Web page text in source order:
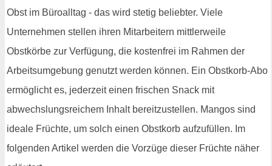
Obst im Büroalltag - das wird stetig beliebter. Viele
Unternehmen stellen ihren Mitarbeitern mittlerweile
Obstkörbe zur Verfügung, die kostenfrei im Rahmen der
Arbeitsumgebung genutzt werden können. Ein Obstkorb-Abo
ermöglicht es, jederzeit einen frischen Snack mit
abwechslungsreichem Inhalt bereitzustellen. Mangos sind
ideale Früchte, um solch einen Obstkorb aufzufüllen. Im
folgenden Artikel werden die Vorzüge dieser Früchte näher